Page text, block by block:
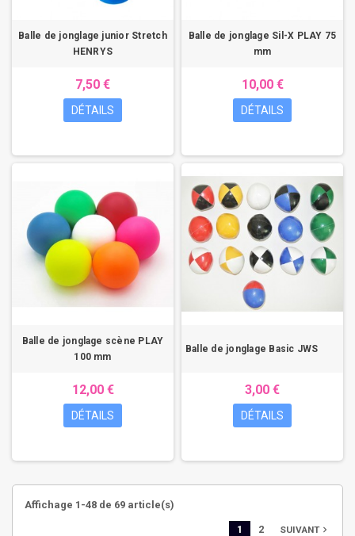
Balle de jonglage junior Stretch
HENRYS
7,50 €
DÉTAILS
Balle de jonglage Sil-X PLAY 75
mm
10,00 €
DÉTAILS
Balle de jonglage scène PLAY
100 mm
12,00 €
DÉTAILS
Balle de jonglage Basic JWS
3,00 €
DÉTAILS
Affichage 1-48 de 69 article(s)
1 2 SUIVANTnavigate_next